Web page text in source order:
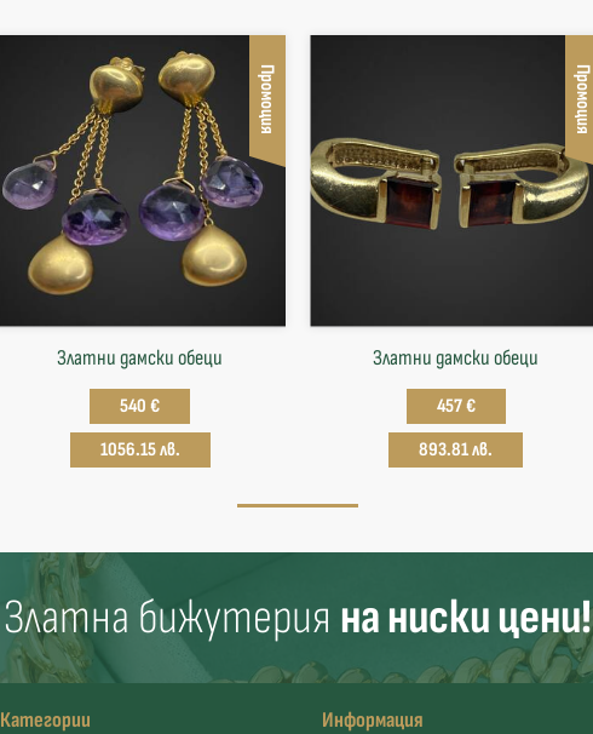
Промоция
Златни дамски обеци
540 €
1056.15 лв.
Промоция
Златни дамски обеци
457 €
893.81 лв.
Златна бижутерия на ниски цени!
Категории Информация